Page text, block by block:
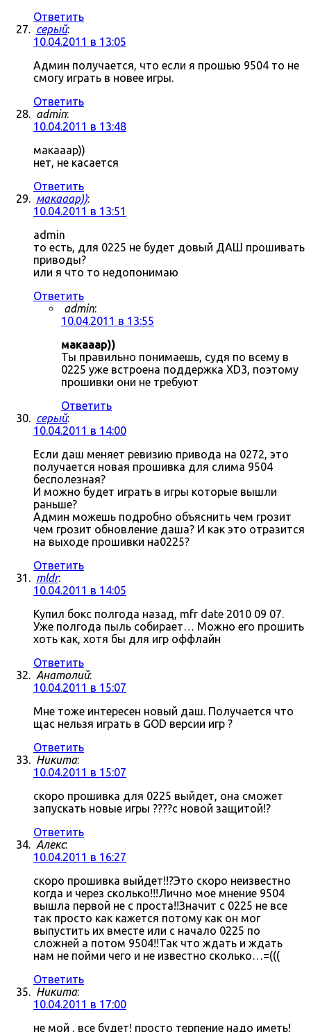
Ответить
серый:
10.04.2011 в 13:05
Админ получается, что если я прошью 9504 то не
смогу играть в новее игры.
Ответить
admin:
10.04.2011 в 13:48
макааар))
нет, не касается
Ответить
макааар)):
10.04.2011 в 13:51
admin
то есть, для 0225 не будет довый ДАШ прошивать
приводы?
или я что то недопонимаю
Ответить
admin:
10.04.2011 в 13:55
макааар))
Ты правильно понимаешь, судя по всему в
0225 уже встроена поддержка XD3, поэтому
прошивки они не требуют
Ответить
серый:
10.04.2011 в 14:00
Если даш меняет ревизию привода на 0272, это
получается новая прошивка для слима 9504
бесполезная?
И можно будет играть в игры которые вышли
раньше?
Админ можешь подробно объяснить чем грозит
чем грозит обновление даша? И как это отразится
на выходе прошивки на0225?
Ответить
mldr:
10.04.2011 в 14:05
Купил бокс полгода назад, mfr date 2010 09 07.
Уже полгода пыль собирает… Можно его прошить
хоть как, хотя бы для игр оффлайн
Ответить
Анатолий:
10.04.2011 в 15:07
Мне тоже интересен новый даш. Получается что
щас нельзя играть в GOD версии игр ?
Ответить
Никита:
10.04.2011 в 15:07
скоро прошивка для 0225 выйдет, она сможет
запускать новые игры ????с новой защитой!?
Ответить
Алекс:
10.04.2011 в 16:27
скоро прошивка выйдет!!?Это скоро неизвестно
когда и через сколько!!!Лично мое мнение 9504
вышла первой не с проста!!Значит с 0225 не все
так просто как кажется потому как он мог
выпустить их вместе или с начало 0225 по
сложней а потом 9504!!Так что ждать и ждать
нам не пойми чего и не известно сколько…=(((
Ответить
Никита:
10.04.2011 в 17:00
не мой , все будет! просто терпение надо иметь!